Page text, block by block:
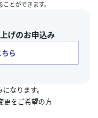
とができます。
げのお申込み
ちら
なります。
更をご希望の方